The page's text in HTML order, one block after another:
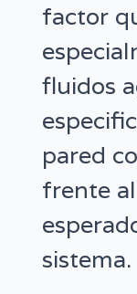
factor
fluidos
pared
frente
sistema.